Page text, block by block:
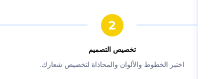
‫تخصيص التصميم‬
‫اختبر الخطوط والألوان والمحاذاة لتخصيص شعارك.‬